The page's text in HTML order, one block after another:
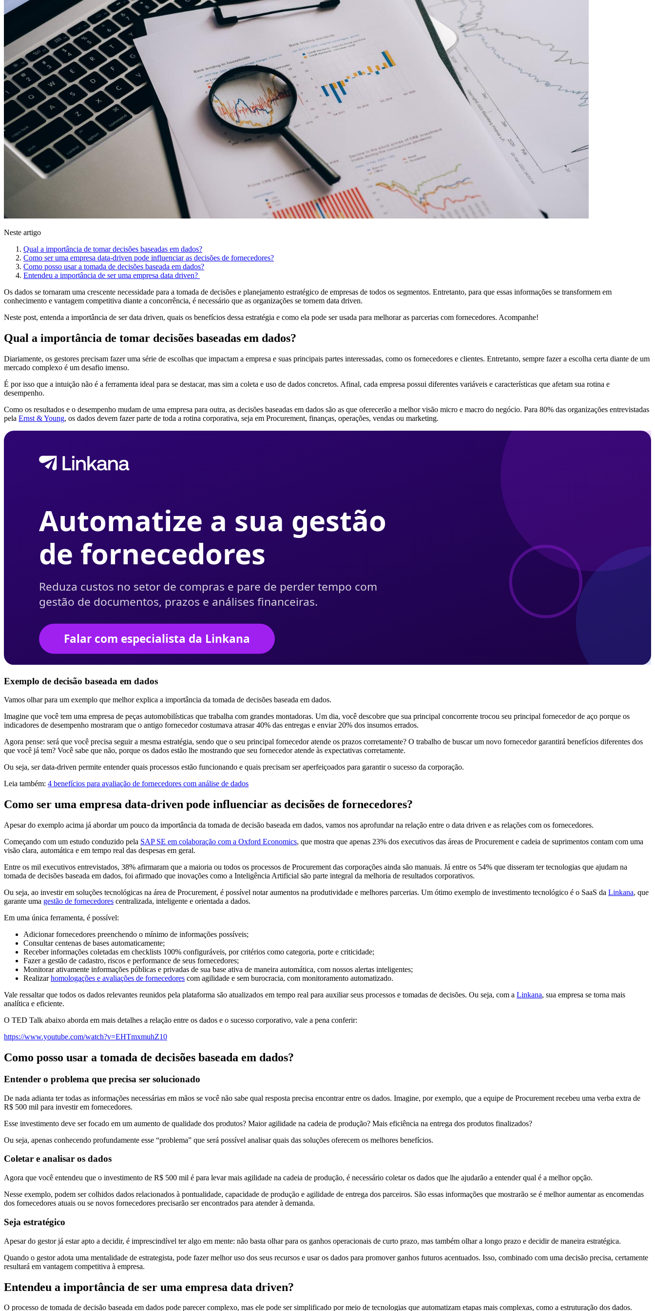
Neste artigo
Qual a importância de tomar decisões baseadas em dados?
Como ser uma empresa data-driven pode influenciar as decisões de fornecedores?
Como posso usar a tomada de decisões baseada em dados?
Entendeu a importância de ser uma empresa data driven?
Os dados se tornaram uma crescente necessidade para a tomada de decisões e planejamento estratégico de empresas de todos os segmentos. Entretanto, para que essas informações se transformem em
conhecimento e vantagem competitiva diante a concorrência, é necessário que as organizações se tornem data driven.
Neste post, entenda a importância de ser data driven, quais os benefícios dessa estratégia e como ela pode ser usada para melhorar as parcerias com fornecedores. Acompanhe!
Qual a importância de tomar decisões baseadas em dados?
Diariamente, os gestores precisam fazer uma série de escolhas que impactam a empresa e suas principais partes interessadas, como os fornecedores e clientes. Entretanto, sempre fazer a escolha certa diante de um
mercado complexo é um desafio imenso.
É por isso que a intuição não é a ferramenta ideal para se destacar, mas sim a coleta e uso de dados concretos. Afinal, cada empresa possui diferentes variáveis e características que afetam sua rotina e
desempenho.
Como os resultados e o desempenho mudam de uma empresa para outra, as decisões baseadas em dados são as que oferecerão a melhor visão micro e macro do negócio. Para 80% das organizações entrevistadas
pela Ernst & Young, os dados devem fazer parte de toda a rotina corporativa, seja em Procurement, finanças, operações, vendas ou marketing.
Exemplo de decisão baseada em dados
Vamos olhar para um exemplo que melhor explica a importância da tomada de decisões baseada em dados.
Imagine que você tem uma empresa de peças automobilísticas que trabalha com grandes montadoras. Um dia, você descobre que sua principal concorrente trocou seu principal fornecedor de aço porque os
indicadores de desempenho mostraram que o antigo fornecedor costumava atrasar 40% das entregas e enviar 20% dos insumos errados.
Agora pense: será que você precisa seguir a mesma estratégia, sendo que o seu principal fornecedor atende os prazos corretamente? O trabalho de buscar um novo fornecedor garantirá benefícios diferentes dos
que você já tem? Você sabe que não, porque os dados estão lhe mostrando que seu fornecedor atende às expectativas corretamente.
Ou seja, ser data-driven permite entender quais processos estão funcionando e quais precisam ser aperfeiçoados para garantir o sucesso da corporação.
Leia também: 4 benefícios para avaliação de fornecedores com análise de dados
Como ser uma empresa data-driven pode influenciar as decisões de fornecedores?
Apesar do exemplo acima já abordar um pouco da importância da tomada de decisão baseada em dados, vamos nos aprofundar na relação entre o data driven e as relações com os fornecedores.
Começando com um estudo conduzido pela SAP SE em colaboração com a Oxford Economics, que mostra que apenas 23% dos executivos das áreas de Procurement e cadeia de suprimentos contam com uma
visão clara, automática e em tempo real das despesas em geral.
Entre os mil executivos entrevistados, 38% afirmaram que a maioria ou todos os processos de Procurement das corporações ainda são manuais. Já entre os 54% que disseram ter tecnologias que ajudam na
tomada de decisões baseada em dados, foi afirmado que inovações como a Inteligência Artificial são parte integral da melhoria de resultados corporativos.
Ou seja, ao investir em soluções tecnológicas na área de Procurement, é possível notar aumentos na produtividade e melhores parcerias. Um ótimo exemplo de investimento tecnológico é o SaaS da Linkana, que
garante uma gestão de fornecedores centralizada, inteligente e orientada a dados.
Em uma única ferramenta, é possível:
Adicionar fornecedores preenchendo o mínimo de informações possíveis;
Consultar centenas de bases automaticamente;
Receber informações coletadas em checklists 100% configuráveis, por critérios como categoria, porte e criticidade;
Fazer a gestão de cadastro, riscos e performance de seus fornecedores;
Monitorar ativamente informações públicas e privadas de sua base ativa de maneira automática, com nossos alertas inteligentes;
Realizarhomologações e avaliações de fornecedores com agilidade e sem burocracia, com monitoramento automatizado.
Vale ressaltar que todos os dados relevantes reunidos pela plataforma são atualizados em tempo real para auxiliar seus processos e tomadas de decisões. Ou seja, com a Linkana, sua empresa se torna mais
analítica e eficiente.
O TED Talk abaixo aborda em mais detalhes a relação entre os dados e o sucesso corporativo, vale a pena conferir:
https://www.youtube.com/watch?v=EHTmxmuhZ10
Como posso usar a tomada de decisões baseada em dados?
Entender o problema que precisa ser solucionado
De nada adianta ter todas as informações necessárias em mãos se você não sabe qual resposta precisa encontrar entre os dados. Imagine, por exemplo, que a equipe de Procurement recebeu uma verba extra de
R$ 500 mil para investir em fornecedores.
Esse investimento deve ser focado em um aumento de qualidade dos produtos? Maior agilidade na cadeia de produção? Mais eficiência na entrega dos produtos finalizados?
Ou seja, apenas conhecendo profundamente esse “problema” que será possível analisar quais das soluções oferecem os melhores benefícios.
Coletar e analisar os dados
Agora que você entendeu que o investimento de R$ 500 mil é para levar mais agilidade na cadeia de produção, é necessário coletar os dados que lhe ajudarão a entender qual é a melhor opção.
Nesse exemplo, podem ser colhidos dados relacionados à pontualidade, capacidade de produção e agilidade de entrega dos parceiros. São essas informações que mostrarão se é melhor aumentar as encomendas
dos fornecedores atuais ou se novos fornecedores precisarão ser encontrados para atender à demanda.
Seja estratégico
Apesar do gestor já estar apto a decidir, é imprescindível ter algo em mente: não basta olhar para os ganhos operacionais de curto prazo, mas também olhar a longo prazo e decidir de maneira estratégica.
Quando o gestor adota uma mentalidade de estrategista, pode fazer melhor uso dos seus recursos e usar os dados para promover ganhos futuros acentuados. Isso, combinado com uma decisão precisa, certamente
resultará em vantagem competitiva à empresa.
Entendeu a importância de ser uma empresa data driven?
O processo de tomada de decisão baseada em dados pode parecer complexo, mas ele pode ser simplificado por meio de tecnologias que automatizam etapas mais complexas, como a estruturação dos dados.